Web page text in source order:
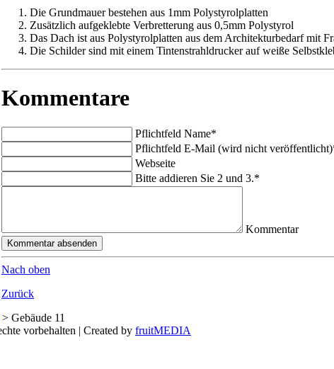
Die Grundmauer bestehen aus 1mm Polystyrolplatten
Zusätzlich aufgeklebte Verbretterung aus 0,5mm Polystyrol
Das Dach ist aus Polystyrolplatten aus dem Architekturbedarf mit
Die Schilder sind mit einem Tintenstrahldrucker auf weiße
Kommentare
Pflichtfeld Name*
Pflichtfeld E-Mail (wird nicht veröffentlicht)
Webseite
Bitte addieren Sie 2 und 3.*
Kommentar
Nach oben
Zurück
> Gebäude 11
vorbehalten | Created by fruitMEDIA